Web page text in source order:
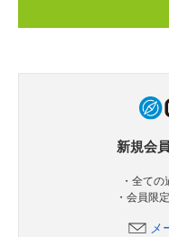
新規会
・全て
・会員限
メ